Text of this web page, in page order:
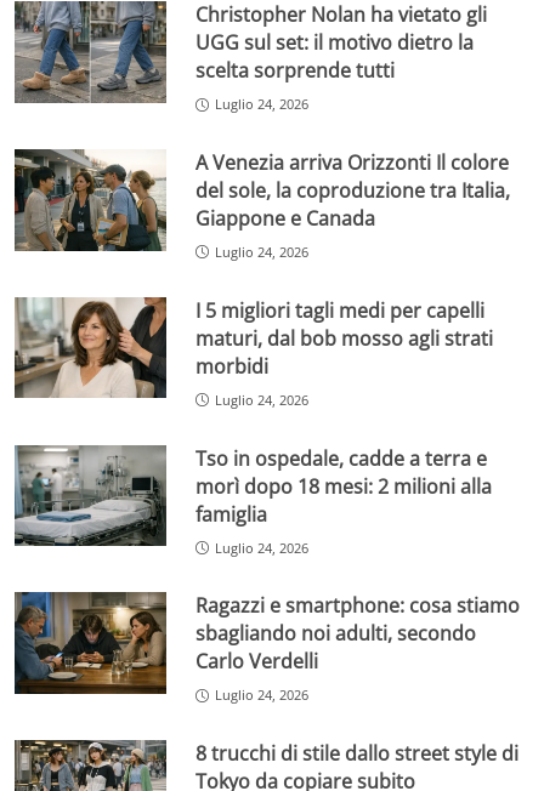
Christopher Nolan ha vietato gli
UGG sul set: il motivo dietro la
scelta sorprende tutti
Luglio 24, 2026
A Venezia arriva Orizzonti Il colore
del sole, la coproduzione tra Italia,
Giappone e Canada
Luglio 24, 2026
I 5 migliori tagli medi per capelli
maturi, dal bob mosso agli strati
morbidi
Luglio 24, 2026
Tso in ospedale, cadde a terra e
morì dopo 18 mesi: 2 milioni alla
famiglia
Luglio 24, 2026
Ragazzi e smartphone: cosa stiamo
sbagliando noi adulti, secondo
Carlo Verdelli
Luglio 24, 2026
8 trucchi di stile dallo street style di
Tokyo da copiare subito